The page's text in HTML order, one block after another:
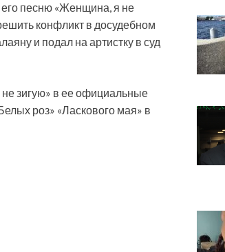
песню «Женщина, я не
конфликт в досудебном
и подал на артистку в суд
зигую» в ее официальные
роз» «Ласкового мая» в